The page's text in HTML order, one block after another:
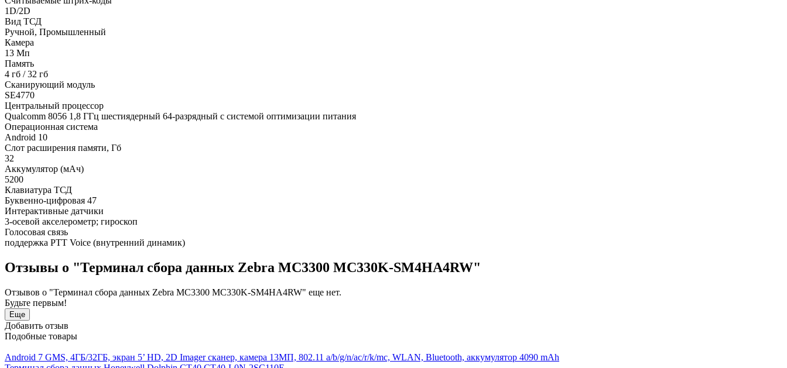
1D/2D
Вид ТСД
Ручной, Промышленный
Камера
13 Мп
Память
4 гб / 32 гб
Сканирующий модуль
SE4770
Центральный процессор
Qualcomm 8056 1,8 ГГц шестиядерный 64-разрядный с системой оптимизации питания
Операционная система
Android 10
Слот расширения памяти, Гб
32
Аккумулятор (мАч)
5200
Клавиатура ТСД
Буквенно-цифровая 47
Интерактивные датчики
3-осевой акселерометр; гироскоп
Голосовая связь
поддержка PTT Voice (внутренний динамик)
Отзывы о "Терминал сбора данных Zebra MC3300 MC330K-SM4HA4RW"
Отзывов о "Терминал сбора данных Zebra MC3300 MC330K-SM4HA4RW" еще нет.
Будьте первым!
Еще
Добавить отзыв
Подобные товары
Android 7 GMS, 4ГБ/32ГБ, экран 5’ HD, 2D Imager сканер, камера 13МП, 802.11 a/b/g/n/ac/r/k/mc, WLAN, Bluetooth, аккумулятор 4090 mAh